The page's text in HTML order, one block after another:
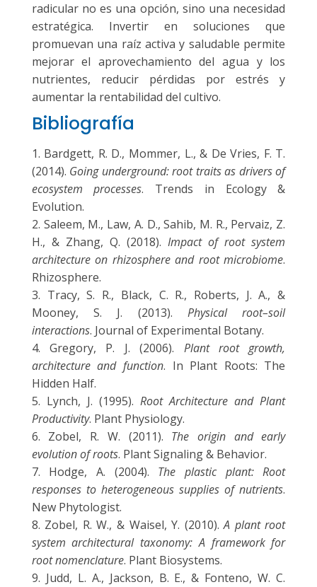
radicular no es una opción, sino una necesidad
estratégica. Invertir en soluciones que
promuevan una raíz activa y saludable permite
mejorar el aprovechamiento del agua y los
nutrientes, reducir pérdidas por estrés y
aumentar la rentabilidad del cultivo.
Bibliografía
Bardgett, R. D., Mommer, L., & De Vries, F. T.
(2014). Going underground: root traits as drivers of
ecosystem processes. Trends in Ecology &
Evolution.
Saleem, M., Law, A. D., Sahib, M. R., Pervaiz, Z.
H., & Zhang, Q. (2018).Impact of root system
architecture on rhizosphere and root microbiome.
Rhizosphere.
Tracy, S. R., Black, C. R., Roberts, J. A., &
Mooney, S. J. (2013). Physical root–soil
interactions. Journal of Experimental Botany.
Gregory, P. J. (2006). Plant root growth,
architecture and function. In Plant Roots: The
Hidden Half.
Lynch, J. (1995).Root Architecture and Plant
Productivity. Plant Physiology.
Zobel, R. W. (2011). The origin and early
evolution of roots. Plant Signaling & Behavior.
Hodge, A. (2004). The plastic plant: Root
responses to heterogeneous supplies of nutrients.
New Phytologist.
Zobel, R. W., & Waisel, Y. (2010).A plant root
system architectural taxonomy: A framework for
root nomenclature. Plant Biosystems.
Judd, L. A., Jackson, B. E., & Fonteno, W. C.